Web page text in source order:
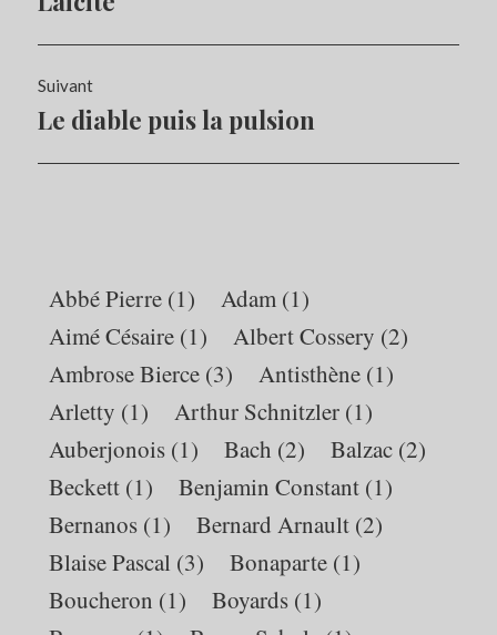
l’article
Suivant
Article
Le diable puis la pulsion
Abbé Pierre (1) Adam (1)
Aimé Césaire (1) Albert Cossery (2)
Ambrose Bierce (3) Antisthène (1)
Arletty (1) Arthur Schnitzler (1)
Auberjonois (1) Bach (2) Balzac (2)
Beckett (1) Benjamin Constant (1)
Bernanos (1) Bernard Arnault (2)
Blaise Pascal (3) Bonaparte (1)
Boucheron (1) Boyards (1)